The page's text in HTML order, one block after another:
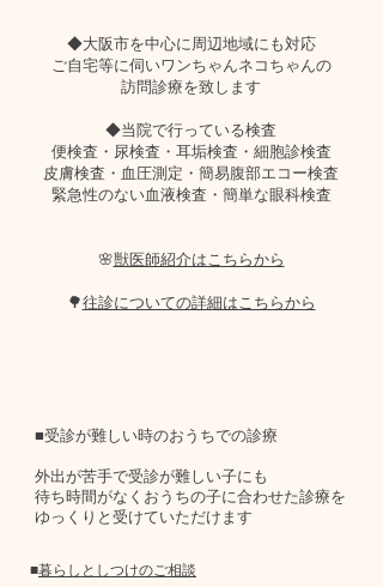
◆大阪市を中心に周辺地域にも対応
ご自宅等に伺いワンちゃんネコちゃんの
訪問診療を致します
◆当院で行っている検査
便検査・尿検査・耳垢検査・細胞診検査
皮膚検査・血圧測定・簡易腹部エコー検査
​緊急性のない血液検査・簡単な眼科検査
​🌸獣医師紹介はこちらから
🌳往診についての詳細はこちらから
■受診が難しい時のおうちでの診療
​外出が苦手で受診が難しい子にも
待ち時間がなくおうちの子に合わせた診療を
ゆっくりと受けていただけます​​
■暮らしとしつけのご相談